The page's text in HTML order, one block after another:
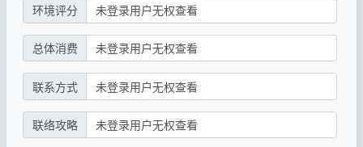
环境评分 未登录用户无权查看
总体消费 未登录用户无权查看
联系方式 未登录用户无权查看
联络攻略 未登录用户无权查看